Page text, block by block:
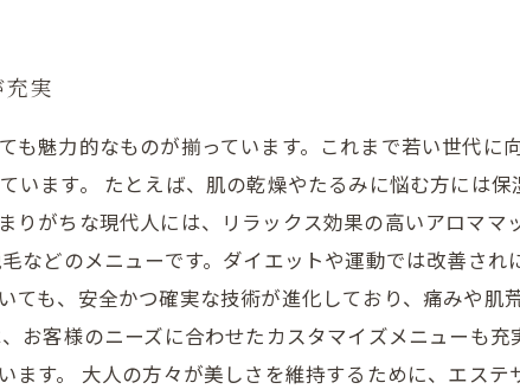
実
魅力的なものが揃っています。これまで若い世代に
います。 たとえば、肌の乾燥やたるみに悩む方には
りがちな現代人には、リラックス効果の高いアロママ
などのメニューです。ダイエットや運動では改善さ
ても、安全かつ確実な技術が進化しており、痛みや肌
お客様のニーズに合わせたカスタマイズメニューも
ます。 大人の方々が美しさを維持するために、エス